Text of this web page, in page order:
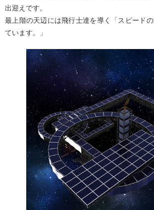
出迎えです。
最上階の天辺には飛行士達を導く「スピード
ています。」